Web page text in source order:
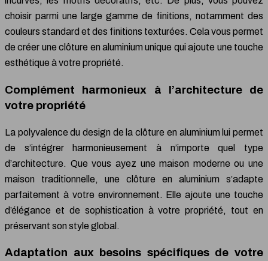
choisir parmi une large gamme de finitions, notamment des
couleurs standard et des finitions texturées. Cela vous permet
de créer une clôture en aluminium unique qui ajoute une touche
esthétique à votre propriété.
Complément harmonieux à l’architecture de
votre propriété
La polyvalence du design de la clôture en aluminium lui permet
de s’intégrer harmonieusement à n’importe quel type
d’architecture. Que vous ayez une maison moderne ou une
maison traditionnelle, une clôture en aluminium s’adapte
parfaitement à votre environnement. Elle ajoute une touche
d’élégance et de sophistication à votre propriété, tout en
préservant son style global.
Adaptation aux besoins spécifiques de votre